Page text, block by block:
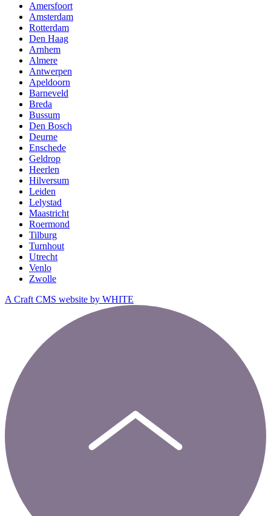
Amersfoort
Amsterdam
Rotterdam
Den Haag
Arnhem
Almere
Antwerpen
Apeldoorn
Barneveld
Breda
Bussum
Den Bosch
Deurne
Enschede
Geldrop
Heerlen
Hilversum
Leiden
Lelystad
Maastricht
Roermond
Tilburg
Turnhout
Utrecht
Venlo
Zwolle
A Craft CMS website by WHITE